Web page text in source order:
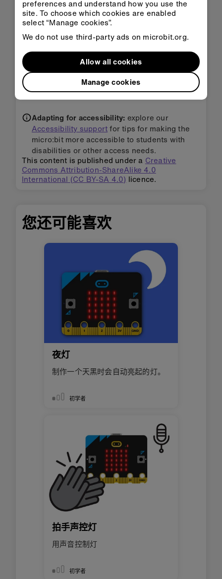
第3步：完善
更改闹钟音量。
将太阳图标替换为能帮助您开启新的一天的振奋的
Adapting for accessibility: explore our
Accessibility supportfor tips for making the
micro:bit more accessible to students with
disabilities or other access needs.
This content is published under a Creative
Commons Attribution-ShareAlike 4.0
International (CC BY-SA 4.0) licence.
您还可能喜欢
夜灯
制作一个天黑时会自动亮起的灯。
初学者
拍手声控灯
用声音控制灯
初学者
preferences and understand how you use the
site. To choose which cookies are enabled
select “Manage cookies”.
We do not use third-party ads on microbit.org.
Manage cookies
Allow all cookies